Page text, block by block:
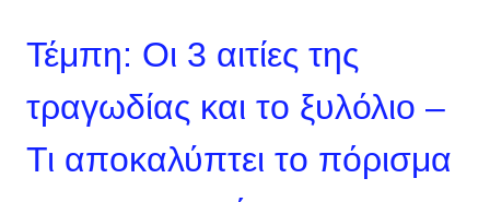
Τέμπη: Οι 3 αιτίες της
τραγωδίας και το ξυλόλιο –
Τι αποκαλύπτει το πόρισμα